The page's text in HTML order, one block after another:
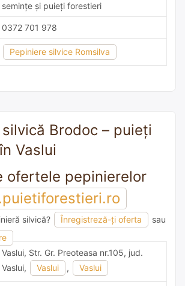
semințe și puieți forestieri
0372 701 978
Pepiniere silvice Romsilva
Brodoc – puieți
Vaslui
ofertele pepinierelor
silvică? Înregistreză-ți oferta
sau
Vaslui, Str. Gr. Preoteasa nr.105, jud.
Vaslui,
Vaslui , Vaslui